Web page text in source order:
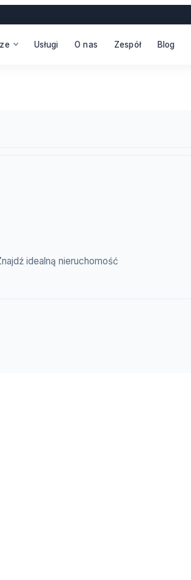
Usługi O nas Zespół Blog
idealną nieruchomość